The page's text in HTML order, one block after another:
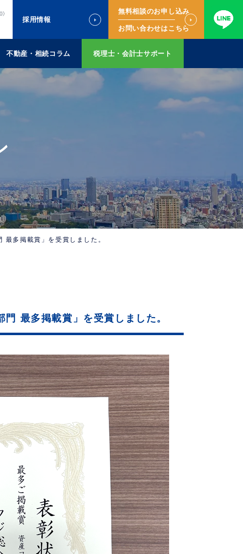
採用情報
無料相談のお申し込み
お問い合わせはこちら
不動産・相続コラム 税理士・会計士サポート
多掲載賞」を受賞しました。
最多掲載賞」を受賞しました。